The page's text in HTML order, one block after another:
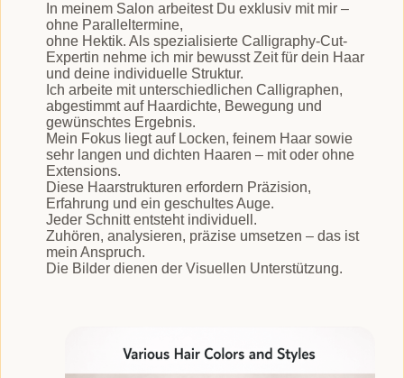
In meinem Salon arbeitest Du exklusiv mit mir –
ohne Paralleltermine,
ohne Hektik. Als spezialisierte Calligraphy-Cut-
Expertin nehme ich mir bewusst Zeit für dein Haar
und deine individuelle Struktur.
Ich arbeite mit unterschiedlichen Calligraphen,
abgestimmt auf Haardichte, Bewegung und
gewünschtes Ergebnis.
Mein Fokus liegt auf Locken, feinem Haar sowie
sehr langen und dichten Haaren – mit oder ohne
Extensions.
Diese Haarstrukturen erfordern Präzision,
Erfahrung und ein geschultes Auge.
Jeder Schnitt entsteht individuell.
Zuhören, analysieren, präzise umsetzen – das ist
mein Anspruch.
Die Bilder dienen der Visuellen Unterstützung.